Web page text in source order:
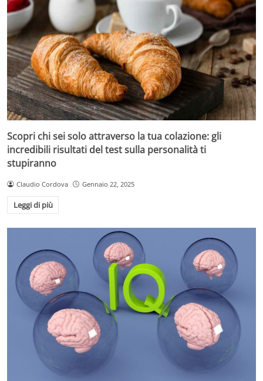
Scopri chi sei solo attraverso la tua colazione: gli
incredibili risultati del test sulla personalità ti
stupiranno
Claudio Cordova Gennaio 22, 2025
Leggi di più